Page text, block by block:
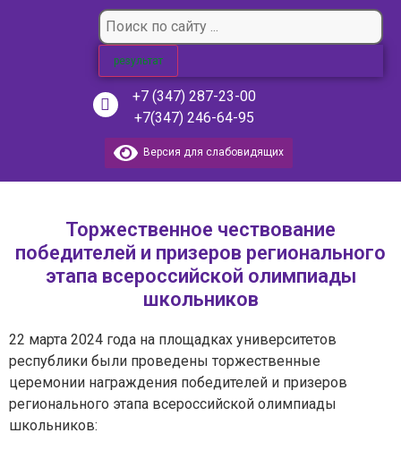
результат
+7 (347) 287-23-00
+7(347) 246-64-95
Версия для слабовидящих
Торжественное чествование
победителей и призеров регионального
этапа всероссийской олимпиады
школьников
22 марта 2024 года на площадках университетов
республики были проведены торжественные
церемонии награждения победителей и призеров
регионального этапа всероссийской олимпиады
школьников: